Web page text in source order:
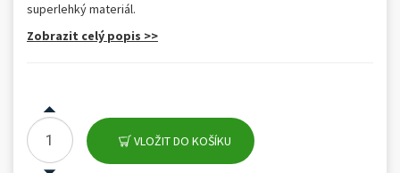
superlehký materiál.
Zobrazit celý popis >>
VLOŽIT DO KOŠÍKU